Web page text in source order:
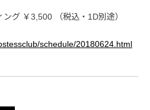
グ ￥3,500 （税込・1D別途）
schedule/20180624.html